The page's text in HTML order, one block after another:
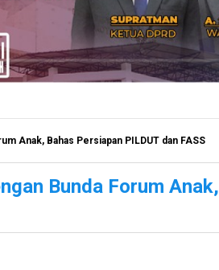
Anak, Bahas Persiapan PILDUT dan FASS
Bunda Forum Anak,